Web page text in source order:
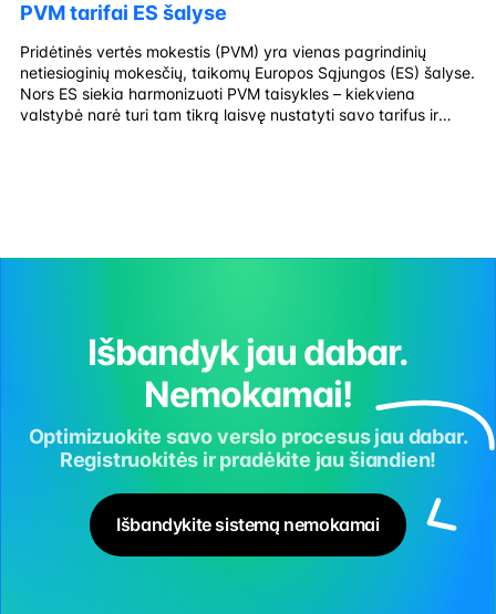
PVM tarifai ES šalyse
Pridėtinės vertės mokestis (PVM) yra vienas pagrindinių
netiesioginių mokesčių, taikomų Europos Sąjungos (ES) šalyse.
Nors ES siekia harmonizuoti PVM taisykles – kiekviena
valstybė narė turi tam tikrą laisvę nustatyti savo tarifus ir
Išbandyk jau dabar.
Nemokamai!
Optimizuokite savo verslo procesus jau dabar.
Registruokitės ir pradėkite jau šiandien!
Išbandykite sistemą nemokamai